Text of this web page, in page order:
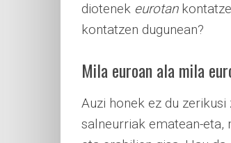
diotenek eurotan
kontatzen dugunean?
Mila euroan ala mila
Auzi honek ez du
salneurriak ematean-